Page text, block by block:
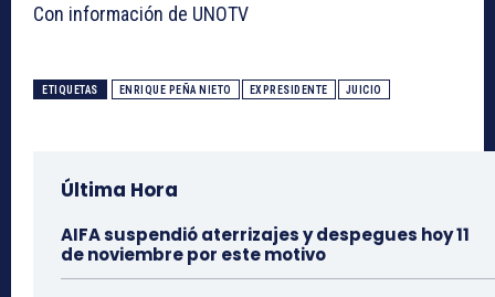
Con información de UNOTV
ETIQUETAS ENRIQUE PEÑA NIETO EXPRESIDENTE JUICIO
Última Hora
AIFA suspendió aterrizajes y despegues hoy 11
de noviembre por este motivo